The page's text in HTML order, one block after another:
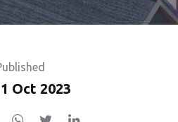
Oct 2023